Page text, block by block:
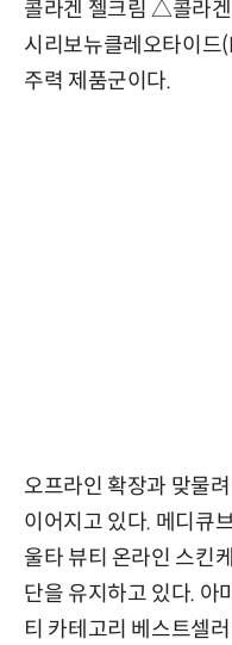
콜라겐 젤크림 △콜라
시리보뉴클레오타이드
주력 제품군이다.
오프라인 확장과 맞물
이어지고 있다. 메디큐
울타 뷰티 온라인 스킨
단을 유지하고 있다. 아
티 카테고리 베스트셀